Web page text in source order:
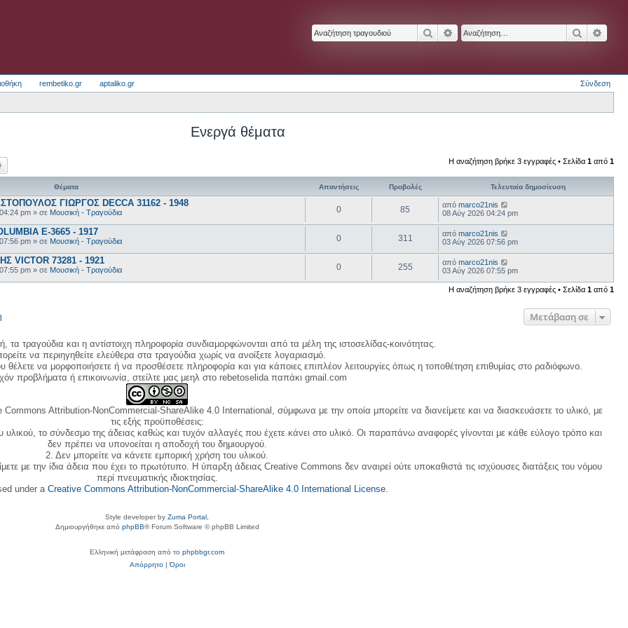
ΑναζήτησηΕιδική αναζήτηση
rembetiko.gr aptaliko.gr Σύνδεση
Ενεργά θέματα
Η αναζήτηση βρήκε 3 εγγραφές • Σελίδα 1 από 1
Θέματα Απαντήσεις Προβολές Τελευταία δημοσίευση
ΓΙΩΡΓΟΣ DECCA 31162 - 1948
pm » σε Μουσική - Τραγούδια 0 85 από marco21nis
08 Αύγ 2026 04:24 pm
E-3665 - 1917
pm » σε Μουσική - Τραγούδια 0 311 από marco21nis
03 Αύγ 2026 07:56 pm
VICTOR 73281 - 1921
pm » σε Μουσική - Τραγούδια 0 255 από marco21nis
03 Αύγ 2026 07:55 pm
Η αναζήτηση βρήκε 3 εγγραφές • Σελίδα 1 από 1
Μετάβαση σε
τα τραγούδια και η αντίστοιχη πληροφορία συνδιαμορφώνονται από τα μέλη της ιστοσελίδας-κοινότητας.
να περιηγηθείτε ελεύθερα στα τραγούδια χωρίς να ανοίξετε λογαριασμό.
να μορφοποιήσετε ή να προσθέσετε πληροφορία και για κάποιες επιπλέον λειτουργίες όπως η τοποθέτηση επιθυμίας στο ραδιόφωνο.
προβλήματα ή επικοινωνία, στείλτε μας μεηλ στο rebetoselida παπάκι gmail.com
Attribution-NonCommercial-ShareAlike 4.0 International, σύμφωνα με την οποία μπορείτε να διανείμετε και να διασκευάσετε το υλικό, με
τις εξής προϋποθέσεις:
υλικού, το σύνδεσμο της άδειας καθώς και τυχόν αλλαγές που έχετε κάνει στο υλικό. Οι παραπάνω αναφορές γίνονται με κάθε εύλογο τρόπο και
δεν πρέπει να υπονοείται η αποδοχή του δημιουργού.
2. Δεν μπορείτε να κάνετε εμπορική χρήση του υλικού.
με την ίδια άδεια που έχει το πρωτότυπο. Η ύπαρξη άδειας Creative Commons δεν αναιρεί ούτε υποκαθιστά τις ισχύουσες διατάξεις του νόμου
περί πνευματικής ιδιοκτησίας.
under a Creative Commons Attribution-NonCommercial-ShareAlike 4.0 International License.
Style developer by Zuma Portal
Δημιουργήθηκε από phpBB® Forum Software © phpBB Limited
Ελληνική μετάφραση από το phpbbgr.com
Απόρρητο|Όροι